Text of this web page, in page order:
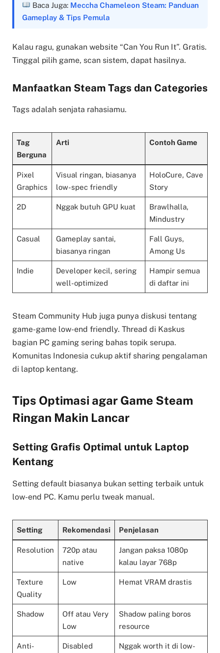
Baca Juga: Meccha Chameleon Steam: Panduan
Gameplay & Tips Pemula
Kalau ragu, gunakan website “Can You Run It”. Gratis.
Tinggal pilih game, scan sistem, dapat hasilnya.
Manfaatkan Steam Tags dan Categories
Tags adalah senjata rahasiamu.
Tag
Berguna
Arti Contoh Game
Pixel
Graphics
Visual ringan, biasanya
low-spec friendly
HoloCure, Cave
Story
2D Nggak butuh GPU kuat
Brawlhalla,
Mindustry
Casual
Gameplay santai,
biasanya ringan
Fall Guys,
Among Us
Indie
Developer kecil, sering
well-optimized
Hampir semua
di daftar ini
Steam Community Hub juga punya diskusi tentang
game-game low-end friendly. Thread di Kaskus
bagian PC gaming sering bahas topik serupa.
Komunitas Indonesia cukup aktif sharing pengalaman
di laptop kentang.
Tips Optimasi agar Game Steam
Ringan Makin Lancar
Setting Grafis Optimal untuk Laptop
Kentang
Setting default biasanya bukan setting terbaik untuk
low-end PC. Kamu perlu tweak manual.
Setting Rekomendasi Penjelasan
Resolution
720p atau
native
Jangan paksa 1080p
kalau layar 768p
Texture
Quality
Low Hemat VRAM drastis
Shadow
Off atau Very
Low
Shadow paling boros
resource
Anti-
Disabled
Nggak worth it di low-